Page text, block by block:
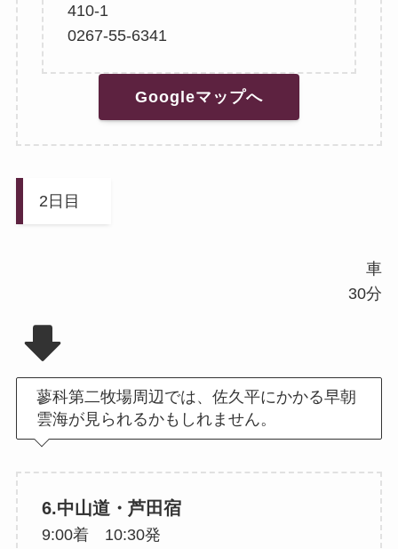
410-1
0267-55-6341
Googleマップへ
2日目
車
30分
蓼科第二牧場周辺では、佐久平にかかる早朝
雲海が見られるかもしれません。
6.中山道・芦田宿
9:00着 10:30発